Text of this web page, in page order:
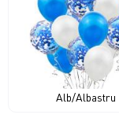
Alb/Albastru